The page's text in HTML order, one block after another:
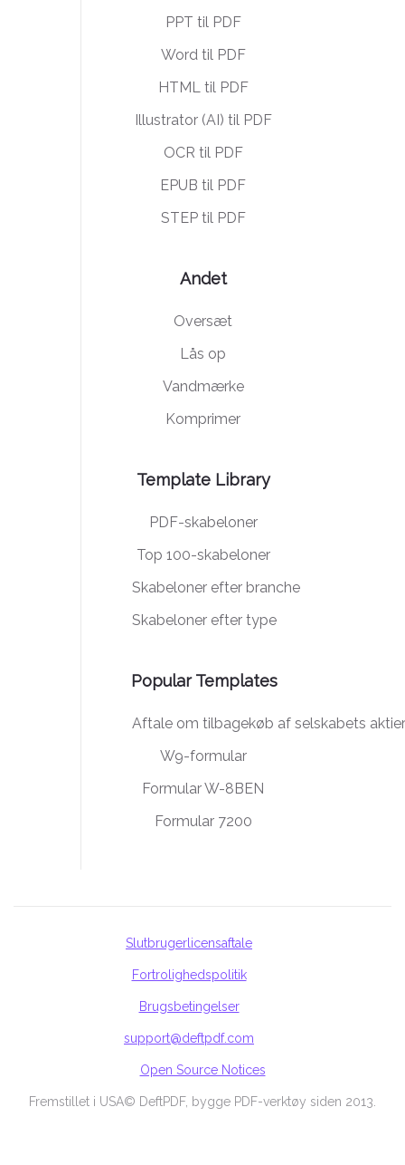
PPT til PDF
Word til PDF
HTML til PDF
Illustrator (AI) til PDF
OCR til PDF
EPUB til PDF
STEP til PDF
Andet
Oversæt
Lås op
Vandmærke
Komprimer
Template Library
PDF-skabeloner
Top 100-skabeloner
Skabeloner efter branche
Skabeloner efter type
Popular Templates
Aftale om tilbagekøb af selskabets aktier
W9-formular
Formular W-8BEN
Formular 7200
Fremstillet i USA© DeftPDF, bygge PDF-verktøy siden 2013.
Slutbrugerlicensaftale
Fortrolighedspolitik
Brugsbetingelser
support@deftpdf.com
Open Source Notices